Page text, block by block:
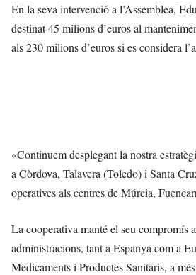
En la seva intervenció a l’Assemblea,
destinat 45 milions d’euros al
als 230 milions d’euros si es considera
«Continuem desplegant la nostra
a Còrdova, Talavera (Toledo) i Santa
operatives als centres de Múrcia,
La cooperativa manté el seu compromís
administracions, tant a Espanya com a
Medicaments i Productes Sanitaris, a